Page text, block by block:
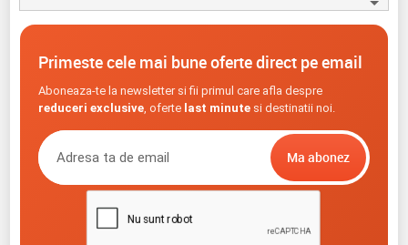
Primeste cele mai bune oferte direct pe email
Aboneaza-te la newsletter si fii primul care afla despre
reduceri exclusive, oferte last minutesi destinatii noi.